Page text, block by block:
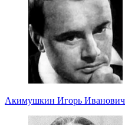
Акимушкин Игорь Иванович